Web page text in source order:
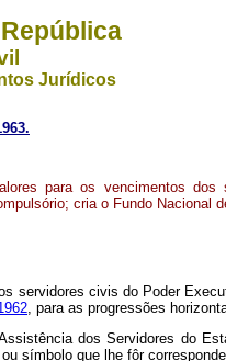
Jurídicos
para os vencimentos
cria o Fundo Nacional
civis do Poder
, para as progressões
dos Servidores do
símbolo que lhe fôr